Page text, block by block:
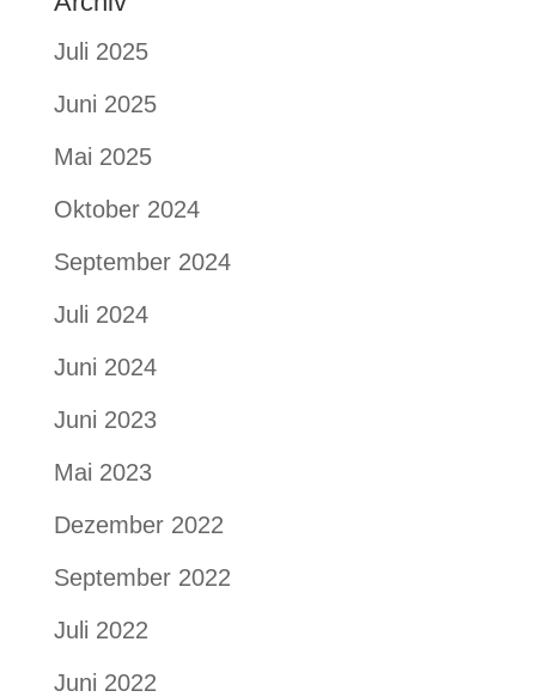
Juli 2025
Juni 2025
Mai 2025
Oktober 2024
September 2024
Juli 2024
Juni 2024
Juni 2023
Mai 2023
Dezember 2022
September 2022
Juli 2022
Juni 2022